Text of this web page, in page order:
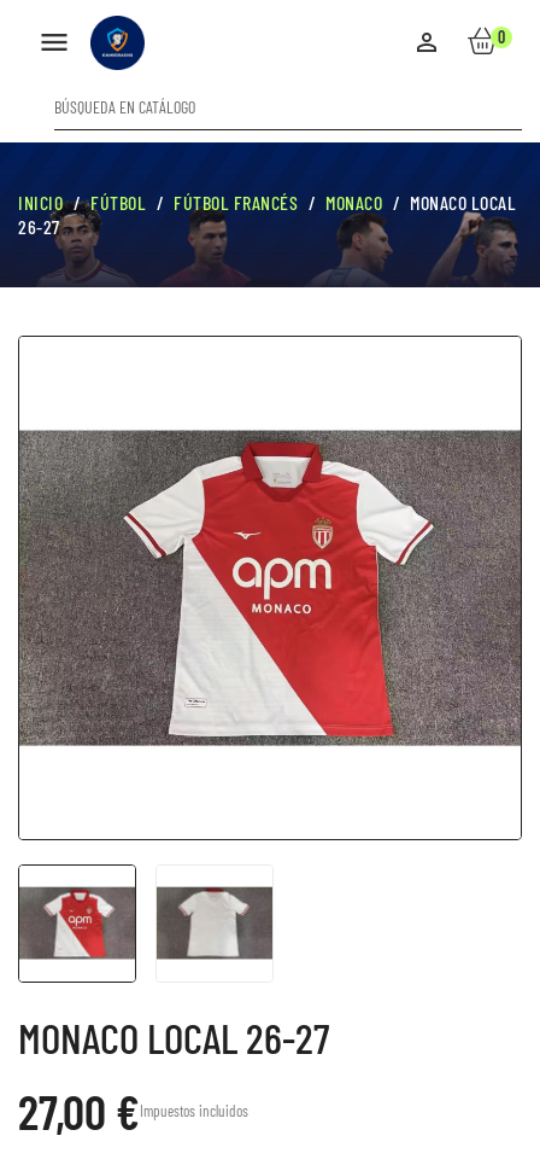
 0

INICIO FÚTBOL FÚTBOL FRANCÉS MONACO
MONACO LOCAL
26-27
MONACO LOCAL 26-27
27,00 €Impuestos incluidos